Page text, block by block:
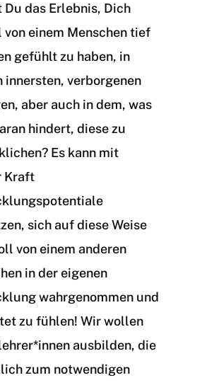
Du das Erlebnis, Dich
von einem Menschen tief
gefühlt zu haben, in
innersten, verborgenen
aber auch in dem, was
hindert, diese zu
Es kann mit
Kraft
sich auf diese Weise
von einem anderen
in der eigenen
wahrgenommen und
zu fühlen! Wir wollen
ausbilden, die
zum notwendigen